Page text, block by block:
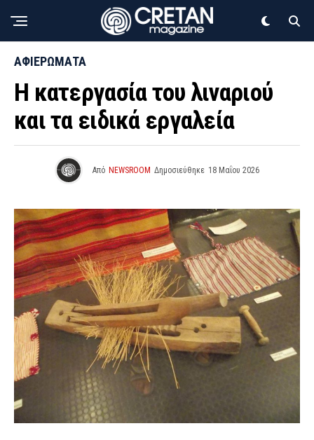
ΑΦΙΕΡΩΜΑΤΑ
Η κατεργασία του λιναριού
και τα ειδικά εργαλεία
Από NEWSROOM Δημοσιεύθηκε 18 Μαΐου 2026